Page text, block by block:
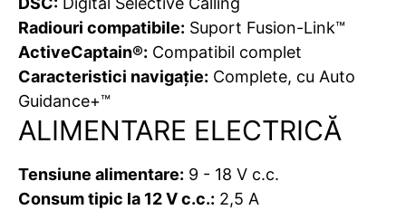
Radiouri compatibile: Suport Fusion-Link™
ActiveCaptain®: Compatibil complet
Caracteristici navigație: Complete, cu Auto
Guidance+™
ALIMENTARE ELECTRICĂ
Tensiune alimentare: 9 - 18 V c.c.
Consum tipic la 12 V c.c.: 2,5 A